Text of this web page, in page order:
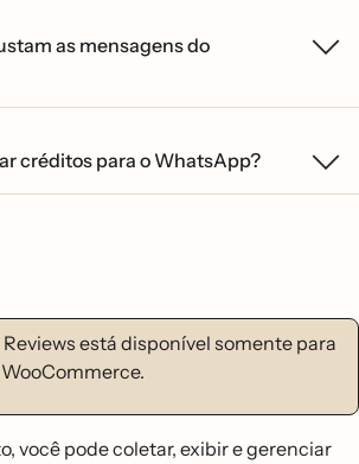
as mensagens do
créditos para o WhatsApp?
está disponível somente para
você pode coletar, exibir e gerenciar